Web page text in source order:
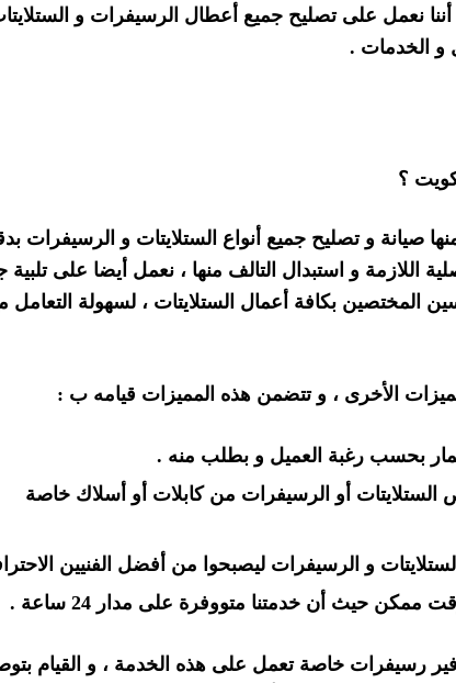
أننا نعمل على تصليح جميع أعطال الرسيفرات و
و الخدمات .
؟
صيانة و تصليح جميع أنواع الستلايتات و الرسيفرات
اللازمة و استبدال التالف منها ، نعمل أيضا على تلبية
المختصين بكافة أعمال الستلايتات ، لسهولة التعامل
الأخرى ، و تتضمن هذه المميزات قيامه ب :
بحسب رغبة العميل و بطلب منه .
أو الرسيفرات من كابلات أو أسلاك خاصة
و الرسيفرات ليصبحوا من أفضل الفنيين
حيث أن خدمتنا متووفرة على مدار 24 ساعة .
رسيفرات خاصة تعمل على هذه الخدمة ، و القيام